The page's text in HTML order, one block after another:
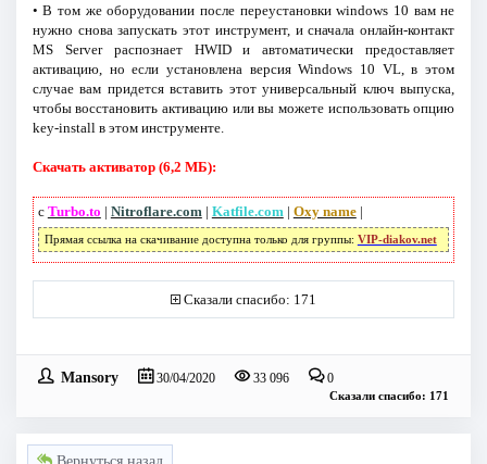
• В том же оборудовании после переустановки windows 10 вам не
нужно снова запускать этот инструмент, и сначала онлайн-контакт
MS Server распознает HWID и автоматически предоставляет
активацию, но если установлена версия Windows 10 VL, в этом
случае вам придется вставить этот универсальный ключ выпуска,
чтобы восстановить активацию или вы можете использовать опцию
key-install в этом инструменте.
Скачать активатор (6,2 МБ):
с Turbo.to | Nitroflare.com | Katfile.com | Oxy name|
Прямая ссылка на скачивание доступна только для группы: VIP-diakov.net
Сказали спасибо: 171
Mansory 30/04/2020 33 096 0
Сказали спасибо: 171